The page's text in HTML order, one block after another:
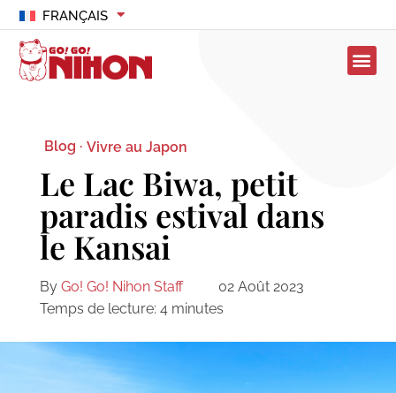
FRANÇAIS
Blog · Vivre au Japon
Le Lac Biwa, petit
paradis estival dans
le Kansai
By Go! Go! Nihon Staff
02 Août 2023
Temps de lecture: 4 minutes